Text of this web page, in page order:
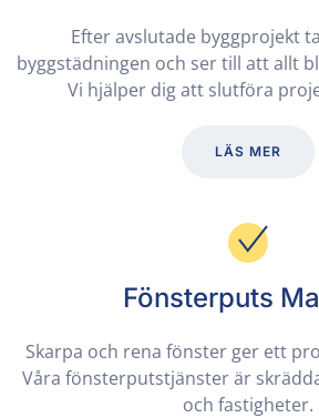
Efter avslutade byggprojekt
byggstädningen och ser till att allt
Vi hjälper dig att slutföra
LÄS MER
Fönsterputs
Skarpa och rena fönster ger ett
Våra fönsterputstjänster är
och fastigheter.